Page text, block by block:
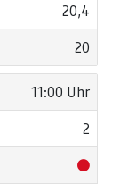
20,4
20
11:00 Uhr
2